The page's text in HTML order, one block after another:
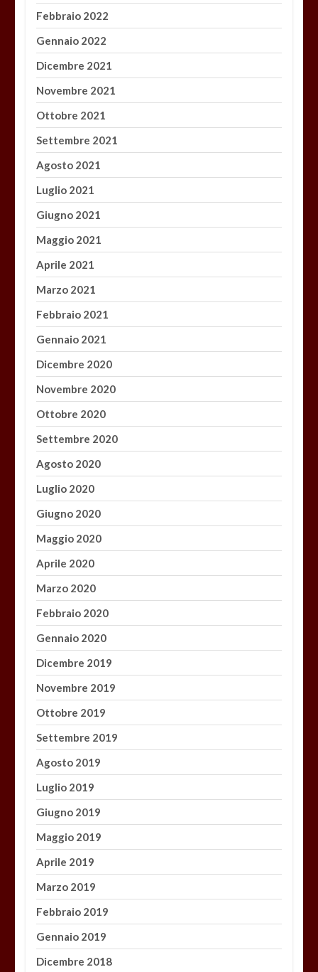
Febbraio 2022
Gennaio 2022
Dicembre 2021
Novembre 2021
Ottobre 2021
Settembre 2021
Agosto 2021
Luglio 2021
Giugno 2021
Maggio 2021
Aprile 2021
Marzo 2021
Febbraio 2021
Gennaio 2021
Dicembre 2020
Novembre 2020
Ottobre 2020
Settembre 2020
Agosto 2020
Luglio 2020
Giugno 2020
Maggio 2020
Aprile 2020
Marzo 2020
Febbraio 2020
Gennaio 2020
Dicembre 2019
Novembre 2019
Ottobre 2019
Settembre 2019
Agosto 2019
Luglio 2019
Giugno 2019
Maggio 2019
Aprile 2019
Marzo 2019
Febbraio 2019
Gennaio 2019
Dicembre 2018